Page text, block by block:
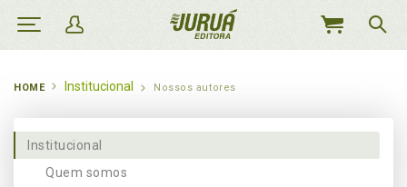
MEU
HOME Institucional Nossos autores
Institucional
Quem somos